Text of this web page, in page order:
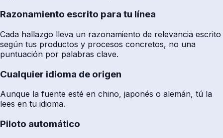
Razonamiento escrito para tu línea
Cada hallazgo lleva un razonamiento de relevancia escrito
según tus productos y procesos concretos, no una
puntuación por palabras clave.
Cualquier idioma de origen
Aunque la fuente esté en chino, japonés o alemán, tú la
lees en tu idioma.
Piloto automático